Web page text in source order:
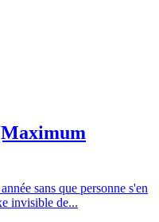
sans que personne s'en
invisible de...